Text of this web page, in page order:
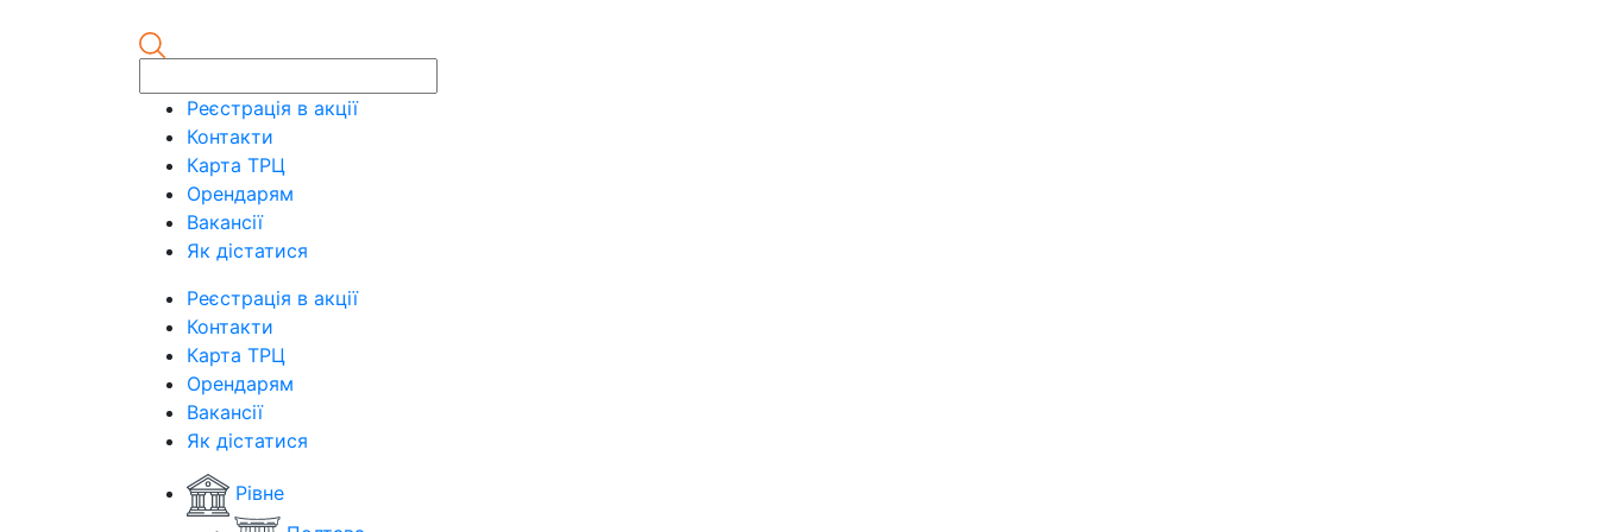
Реєстрація в акції
Контакти
Карта ТРЦ
Орендарям
Вакансії
Як дістатися
Реєстрація в акції
Контакти
Карта ТРЦ
Орендарям
Вакансії
Як дістатися
Рівне